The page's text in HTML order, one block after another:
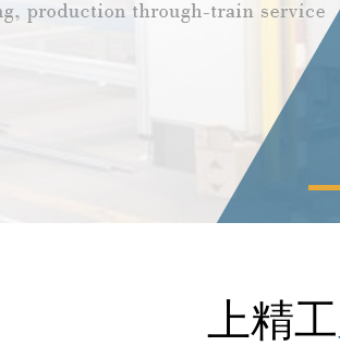
上精工